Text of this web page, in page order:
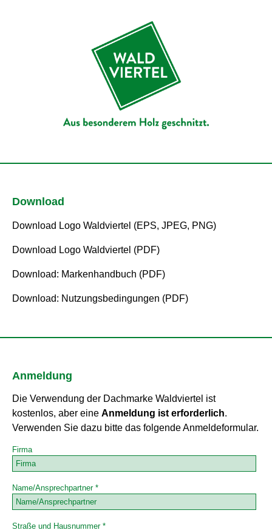
Download
Download Logo Waldviertel (EPS, JPEG, PNG)
Download Logo Waldviertel (PDF)
Download: Markenhandbuch (PDF)
Download: Nutzungsbedingungen (PDF)
Anmeldung
Die Verwendung der Dachmarke Waldviertel ist
kostenlos, aber eine Anmeldung ist erforderlich.
Verwenden Sie dazu bitte das folgende Anmeldeformular.
Firma
Name/Ansprechpartner *
Straße und Hausnummer *